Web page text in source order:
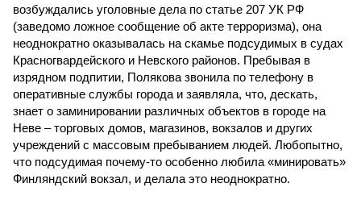
возбуждались уголовные дела по статье 207 УК РФ
(заведомо ложное сообщение об акте терроризма), она
неоднократно оказывалась на скамье подсудимых в судах
Красногвардейского и Невского районов. Пребывая в
изрядном подпитии, Полякова звонила по телефону в
оперативные службы города и заявляла, что, дескать,
знает о заминировании различных объектов в городе на
Неве – торговых домов, магазинов, вокзалов и других
учреждений с массовым пребыванием людей. Любопытно,
что подсудимая почему-то особенно любила «минировать»
Финляндский вокзал, и делала это неоднократно.